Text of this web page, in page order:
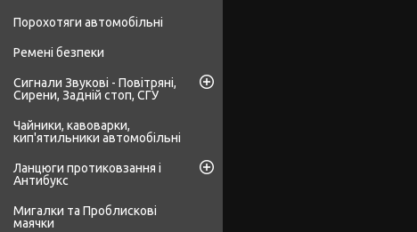
Порохотяги автомобільні
Ремені безпеки
Сигнали Звукові - Повітряні,
Сирени, Задній стоп, СГУ
Чайники, кавоварки,
кип'ятильники автомобільні
Ланцюги протиковзання і
Антибукс
Мигалки та Проблискові
маячки